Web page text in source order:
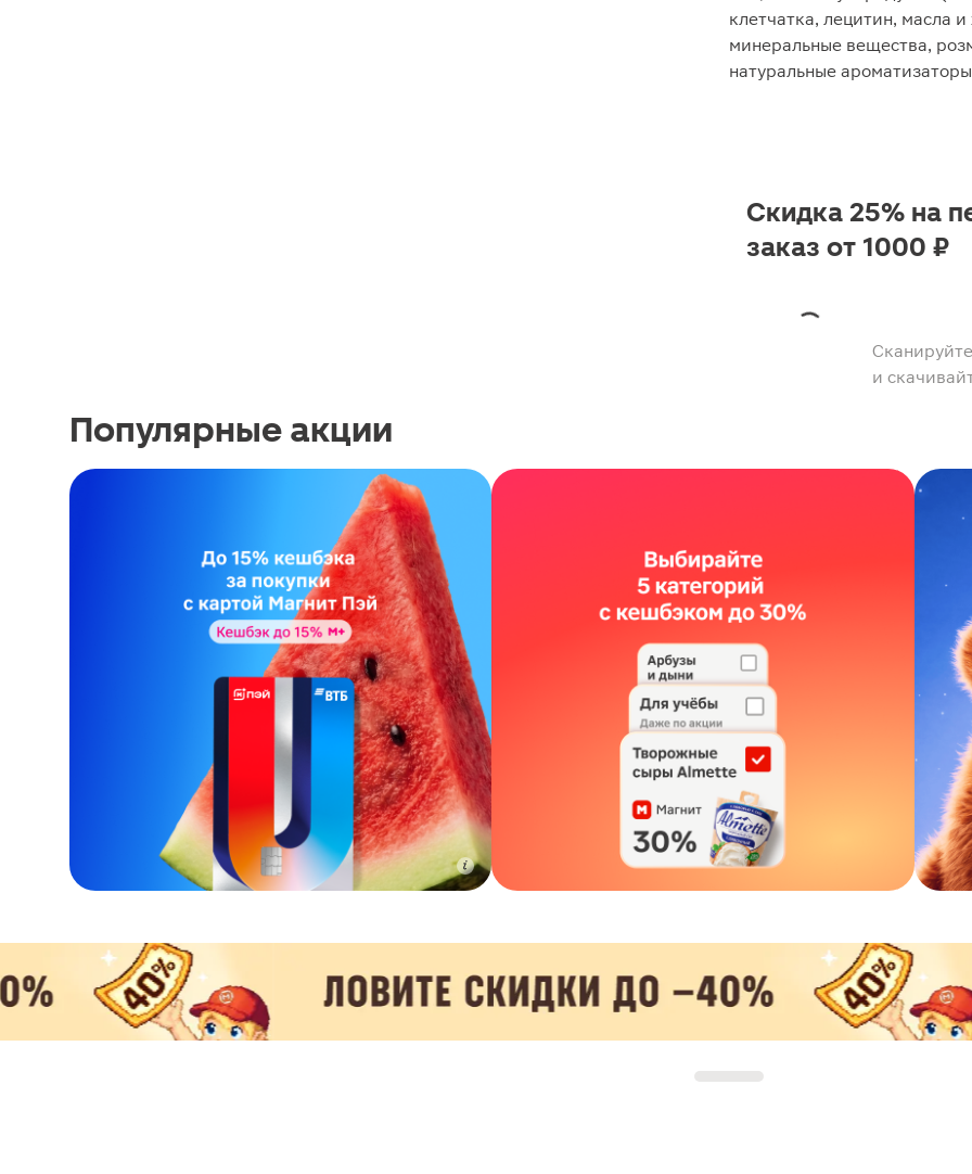
клетчатка, лецитин, масла
минеральные вещества,
натуральные
и
Скидка 25% на
заказ от 1000 ₽
Популярные акции